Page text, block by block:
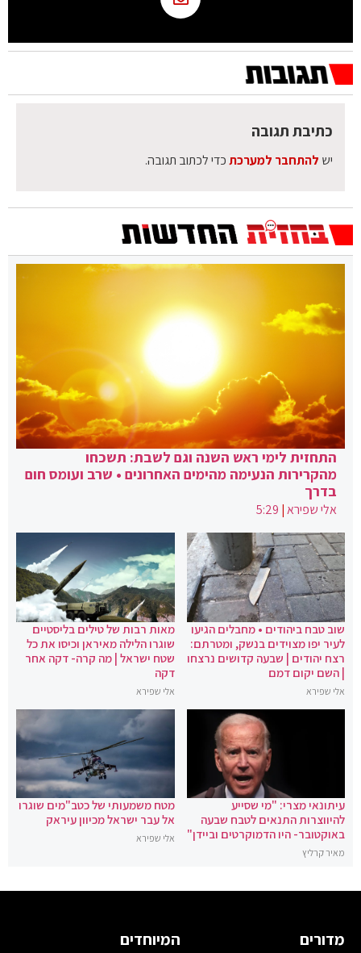
כתיבת תגובה
יש להתחבר למערכתכדי לכתוב תגובה.
התחזית לימי ראש השנה וגם לשבת: תשכחו
מהקרירות הנעימה מהימים האחרונים • שרב ועומס חום
בדרך
אלי שפירא|
5:29
שוב טבח ביהודים • מחבלים הגיעו
לעיר יפו מצוידים בנשק, ומטרתם:
רצח יהודים | שבעה קדושים נרצחו
| השם יקום דמם
אלי שפירא
מאות רבות של טילים בליסטיים
שוגרו הלילה מאיראן וכיסו את כל
שטח ישראל | מה קרה- דקה אחר
דקה
אלי שפירא
עיתונאי מצרי: "מי שסייע
להיווצרות התנאים לטבח שבעה
באוקטובר- היו הדמוקרטים וביידן"
מאיר קרליץ
מטח משמעותי של כטב"מים שוגרו
אל עבר ישראל מכיוון עיראק
אלי שפירא
מדורים המיוחדים